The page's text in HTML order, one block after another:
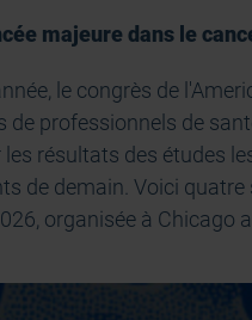
majeure dans le
le congrès de
de professionnels de
les résultats des études
de demain. Voici
organisée à Chicago